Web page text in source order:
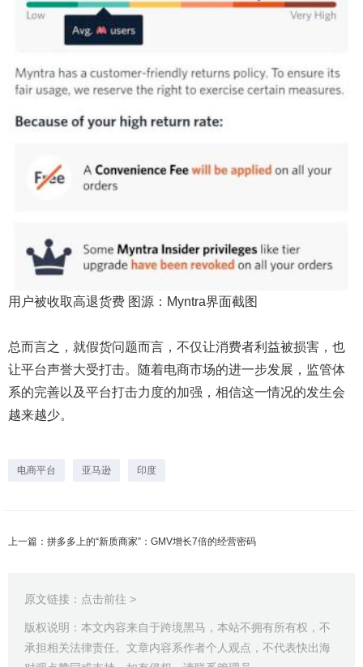
用户被收取高退货费 图源：Myntra界面截图
总而言之，就假货问题而言，不仅让消费者利益被损害，也
让平台声誉大受打击。随着电商市场的进一步发展，监管体
系的完善以及平台打击力度的加强，相信这一情况的发生会
越来越少。
电商平台 亚马逊 印度
上一篇：拼多多上的“新质商家”：GMV增长7倍的经营密码
原文链接： 点击前往 >
版权说明：本文内容来自于跨境黑马，本站不拥有所有权，不
承担相关法律责任。文章内容系作者个人观点，不代表快出海